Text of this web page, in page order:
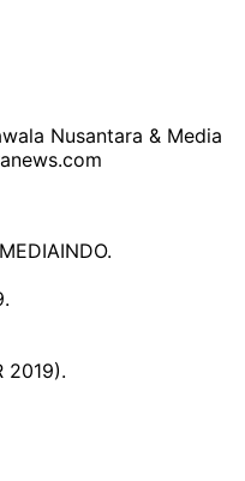
Nusantara & Media
2019).